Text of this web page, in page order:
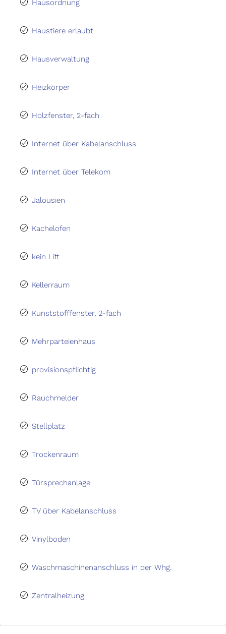
Hausordnung
Haustiere erlaubt
Hausverwaltung
Heizkörper
Holzfenster, 2-fach
Internet über Kabelanschluss
Internet über Telekom
Jalousien
Kachelofen
kein Lift
Kellerraum
Kunststofffenster, 2-fach
Mehrparteienhaus
provisionspflichtig
Rauchmelder
Stellplatz
Trockenraum
Türsprechanlage
TV über Kabelanschluss
Vinylboden
Waschmaschinenanschluss in der Whg.
Zentralheizung